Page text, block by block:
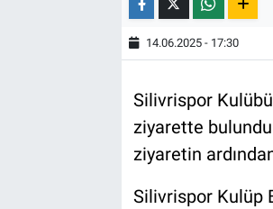
14.06.2025 - 17:30
Silivrispor
ziyarette
ziyaretin
Silivrispor Kulüp